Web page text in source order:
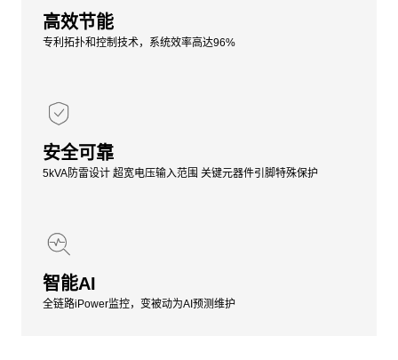
高效节能
专利拓扑和控制技术，系统效率高达96%
安全可靠
5kVA防雷设计 超宽电压输入范围 关键元器件引脚特殊保护
智能AI
全链路iPower监控，变被动为AI预测维护